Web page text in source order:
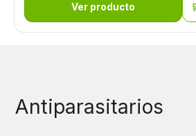
Ver producto
Antiparasitarios